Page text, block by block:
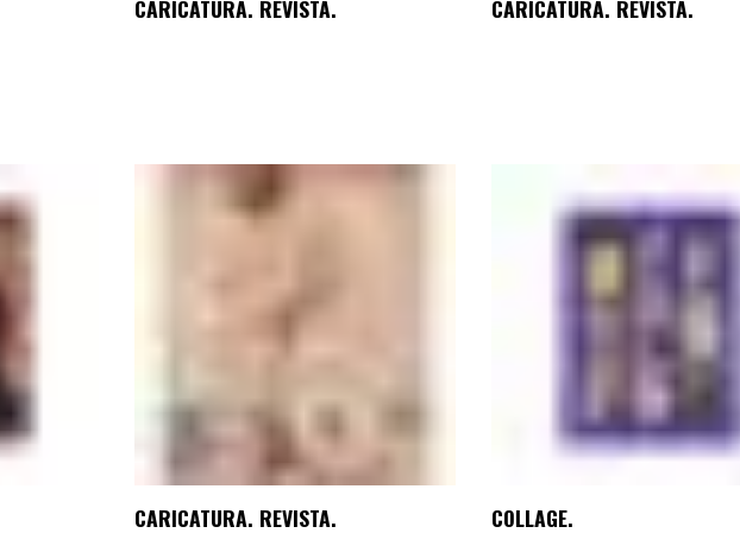
CARICATURA. REVISTA. CARICATURA. REVISTA.
CARICATURA. REVISTA. COLLAGE.